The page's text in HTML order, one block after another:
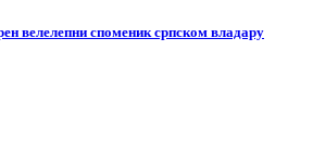
велелепни споменик српском владару